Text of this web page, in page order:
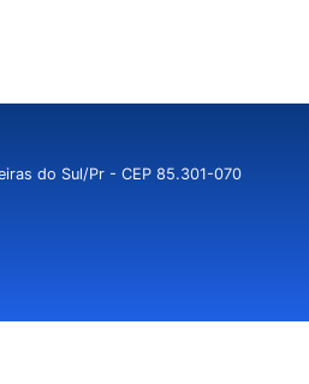
do Sul/Pr - CEP 85.301-070